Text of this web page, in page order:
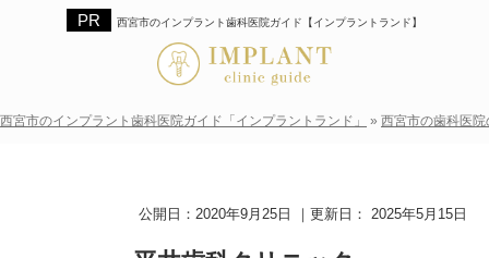
西宮市のインプラント歯科医院ガイド【インプラントランド】
西宮市のインプラント歯科医院ガイド「インプラントランド」 » 西宮市の歯科医
公開日： 2020年9月25日 ｜更新日： 2025年5月15日